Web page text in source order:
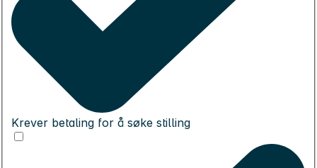
Krever betaling for å søke stilling